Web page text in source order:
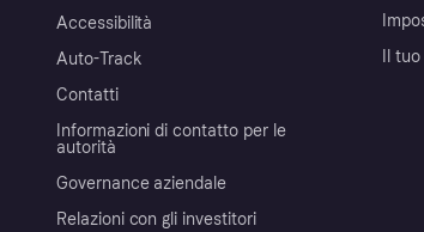
Accessibilità
Auto-Track
Contatti
Informazioni di contatto per le
autorità
Governance aziendale
Relazioni con gli investitori
Il